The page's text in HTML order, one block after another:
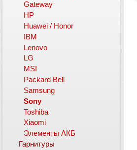
Gateway
HP
Huawei / Honor
IBM
Lenovo
LG
MSI
Packard Bell
Samsung
Sony
Toshiba
Xiaomi
Элементы АКБ
Гарнитуры